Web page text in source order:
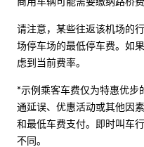
请注意，某些往返该机场的
场停车场的最低停车费。如
虑到当前费率。
*示例乘客车费仅为特惠优步
通延误、优惠活动或其他因
和最低车费支付。即时叫车
不同。